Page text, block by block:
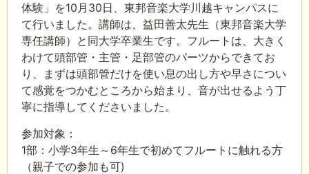
体験」を10月30日、東邦音楽大学川越キャンパスに
て行いました。講師は、益田善太先生（東邦音楽大学
専任講師）と同大学卒業生です。フルートは、大きく
わけて頭部管・主管・足部管のパーツからできてお
り、まずは頭部管だけを使い息の出し方や早さについ
て感覚をつかむところから始まり、音が出せるよう丁
寧に指導してくださいました。
参加対象：
1部：小学3年生～6年生で初めてフルートに触れる方
（親子での参加も可)